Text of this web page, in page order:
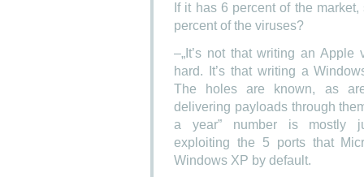
If it has 6 percent of the market,
percent of the viruses?
–„It’s not that writing an Apple
hard. It’s that writing a
The holes are known, as
delivering payloads through
a year” number is mostly
exploiting the 5 ports that
Windows XP by default.